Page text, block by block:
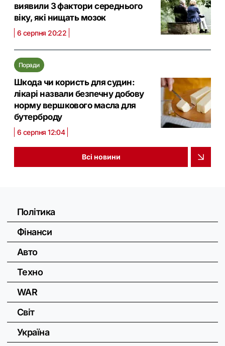
виявили 3 фактори середнього
віку, які нищать мозок
6 серпня 20:22
Поради
Шкода чи користь для судин:
лікарі назвали безпечну добову
норму вершкового масла для
бутерброду
6 серпня 12:04
Всі новини
Політика
Фінанси
Авто
Техно
WAR
Світ
Україна